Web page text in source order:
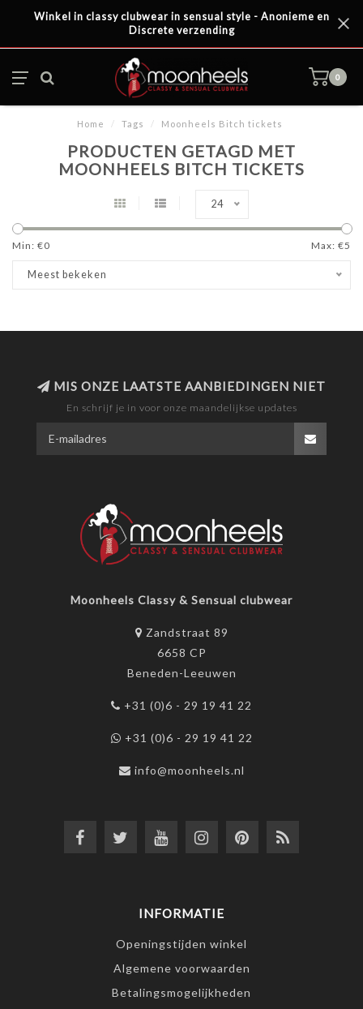
Winkel in classy clubwear in sensual style - Anonieme en
Discrete verzending
0
Home / Tags / Moonheels Bitch tickets
PRODUCTEN GETAGD MET
MOONHEELS BITCH TICKETS
24
Min: €0 Max: €5
Meest bekeken
MIS ONZE LAATSTE AANBIEDINGEN NIET
En schrijf je in voor onze maandelijkse updates
Moonheels Classy & Sensual clubwear
Zandstraat 89
6658 CP
Beneden-Leeuwen
+31 (0)6 - 29 19 41 22
+31 (0)6 - 29 19 41 22
info@moonheels.nl
INFORMATIE
Openingstijden winkel
Algemene voorwaarden
Betalingsmogelijkheden